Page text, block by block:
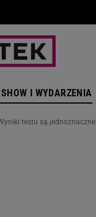
I WYDARZENIA
testu są jednoznaczne